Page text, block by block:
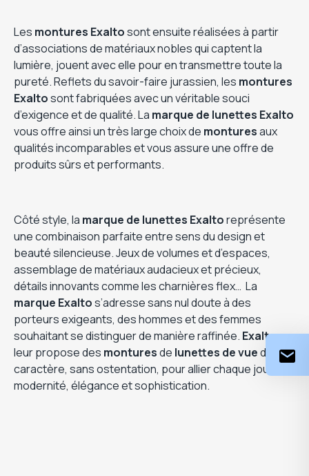
Les montures Exaltosont ensuite réalisées à partir
d’associations de matériaux nobles qui captent la
lumière, jouent avec elle pour en transmettre toute la
pureté. Reflets du savoir-faire jurassien, les montures
Exaltosont fabriquées avec un véritable souci
d’exigence et de qualité. La marque de lunettes Exalto
vous offre ainsi un très large choix de monturesaux
qualités incomparables et vous assure une offre de
produits sûrs et performants.
Côté style, la marque de lunettes Exaltoreprésente
une combinaison parfaite entre sens du design et
beauté silencieuse. Jeux de volumes et d’espaces,
assemblage de matériaux audacieux et précieux,
détails innovants comme les charnières flex… La
marque Exaltos’adresse sans nul doute à des
porteurs exigeants, des hommes et des femmes
souhaitant se distinguer de manière raffinée. Exalto
leur propose des monturesde lunettes de vuede
caractère, sans ostentation, pour allier chaque jour
modernité, élégance et sophistication.